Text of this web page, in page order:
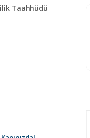
Taahhüdü